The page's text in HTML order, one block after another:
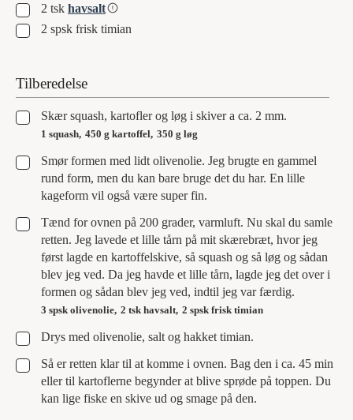
▢
2 tsk havsalt
▢
2 spsk frisk timian
Tilberedelse
▢
Skær squash, kartofler og løg i skiver a ca. 2 mm.
1 squash, 450 g kartoffel, 350 g løg
▢
Smør formen med lidt olivenolie. Jeg brugte en gammel
rund form, men du kan bare bruge det du har. En lille
kageform vil også være super fin.
▢
Tænd for ovnen på 200 grader, varmluft. Nu skal du samle
retten. Jeg lavede et lille tårn på mit skærebræt, hvor jeg
først lagde en kartoffelskive, så squash og så løg og sådan
blev jeg ved. Da jeg havde et lille tårn, lagde jeg det over i
formen og sådan blev jeg ved, indtil jeg var færdig.
3 spsk olivenolie, 2 tsk havsalt, 2 spsk frisk timian
▢
Drys med olivenolie, salt og hakket timian.
▢
Så er retten klar til at komme i ovnen. Bag den i ca. 45 min
eller til kartoflerne begynder at blive sprøde på toppen. Du
kan lige fiske en skive ud og smage på den.